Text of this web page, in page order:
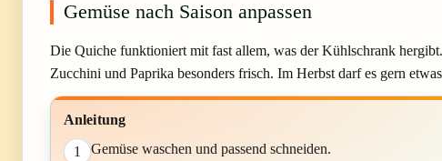
Gemüse nach Saison anpassen
Die Quiche funktioniert mit fast allem, was der Kühlschrank
Zucchini und Paprika besonders frisch. Im Herbst darf es gern
Anleitung
1 Gemüse waschen und passend schneiden.